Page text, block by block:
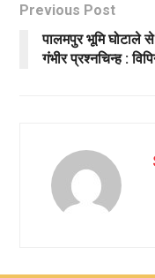
Previous Post
पालमपुर भूमि घोटाले
गंभीर प्रश्नचिन्ह :